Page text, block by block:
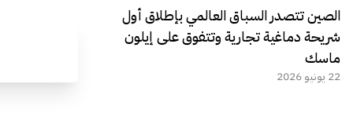
الصين تتصدر السباق العالمي بإطلاق أول
شريحة دماغية تجارية وتتفوق على إيلون
ماسك
22 يونيو 2026